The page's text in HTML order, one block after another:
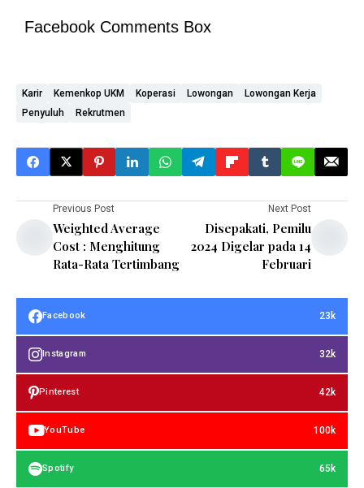
Facebook Comments Box
Karir Kemenkop UKM Koperasi Lowongan
Lowongan Kerja
Penyuluh
Rekrutmen
Previous Post
Weighted Average
Cost : Menghitung
Rata-Rata Tertimbang
Next Post
Disepakati, Pemilu
2024 Digelar pada 14
Februari
Facebook 23k
Instagram 32k
Pinterest 42k
YouTube 100k
Spotify 65k